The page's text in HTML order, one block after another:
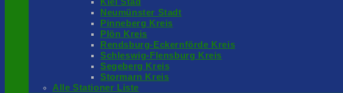
Neumünster Stadt
Pinneberg Kreis
Plön Kreis
Rendsburg-Eckernförde Kreis
Schleswig-Flensburg Kreis
Segeberg Kreis
Stormarn Kreis
Alle Stationer Liste